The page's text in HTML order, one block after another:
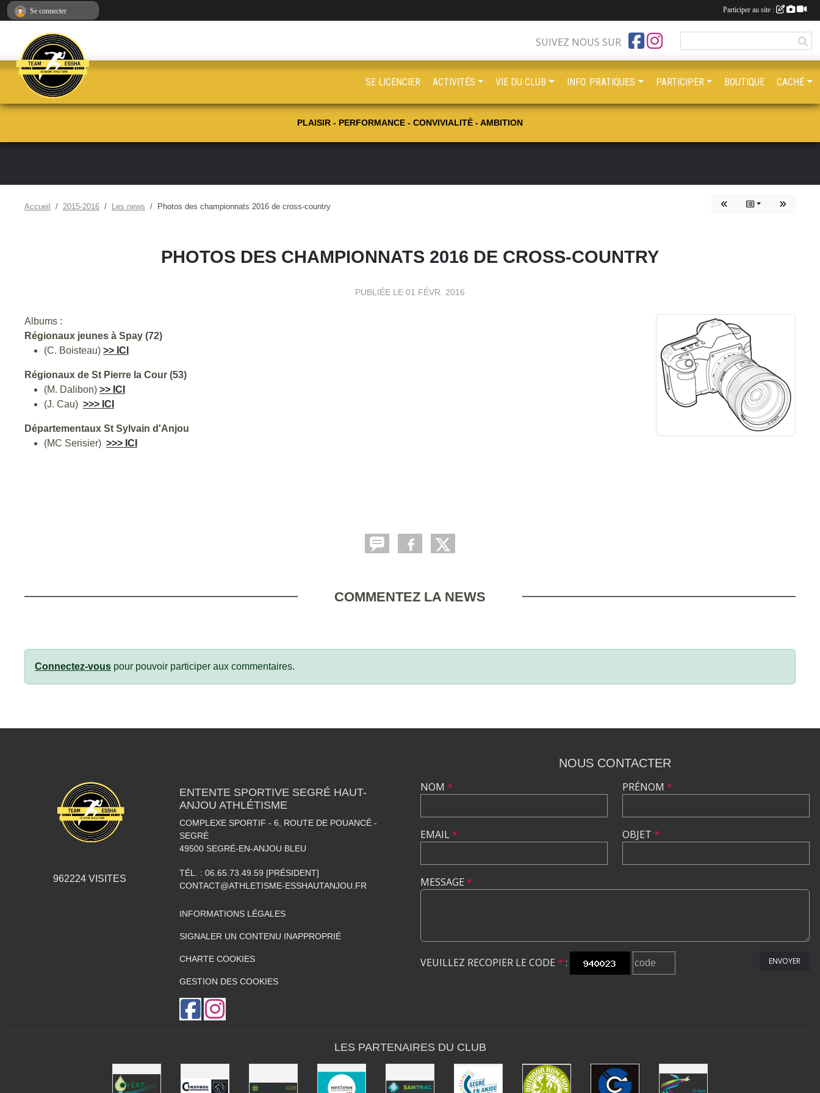
PLAISIR - PERFORMANCE - CONVIVIALITÉ - AMBITION
Accueil 2015-2016 Les news Photos des championnats 2016 de cross-country
PHOTOS DES CHAMPIONNATS 2016 DE CROSS-COUNTRY
PUBLIÉE LE 01 FÉVR. 2016
Albums :
Régionaux jeunes à Spay (72)
(C. Boisteau) >> ICI
Régionaux de St Pierre la Cour (53)
(M. Dalibon) >> ICI
(J. Cau) >>> ICI
Départementaux St Sylvain d'Anjou
(MC Serisier) >>> ICI
COMMENTEZ LA NEWS
Connectez-vous pour pouvoir participer aux commentaires.
SUIVEZ NOUS SUR
SE LICENCIER ACTIVITÉS VIE DU CLUB INFO. PRATIQUES PARTICIPER BOUTIQUE CACHÉ
962224 VISITES
ENTENTE SPORTIVE SEGRÉ HAUT-
ANJOU ATHLÉTISME
COMPLEXE SPORTIF - 6, ROUTE DE POUANCÉ -
SEGRÉ
49500 SEGRÉ-EN-ANJOU BLEU
TÉL. : 06.65.73.49.59 [PRÉSIDENT]
CONTACT@ATHLETISME-ESSHAUTANJOU.FR
INFORMATIONS LÉGALES
SIGNALER UN CONTENU INAPPROPRIÉ
CHARTE COOKIES
GESTION DES COOKIES
NOUS CONTACTER
NOM *
EMAIL*
PRÉNOM *
OBJET *
MESSAGE *
VEUILLEZ RECOPIER LE CODE * : ENVOYER
LES PARTENAIRES DU CLUB
Se connecter Participer au site :
Panneau de gestion des cookies